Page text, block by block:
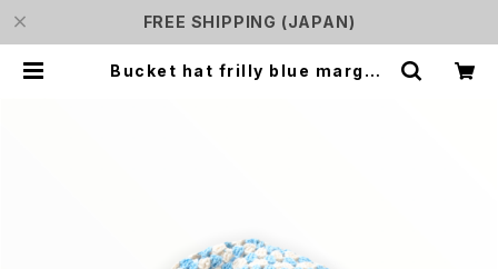
FREE SHIPPING (JAPAN)
Bucket hat frilly blue margue